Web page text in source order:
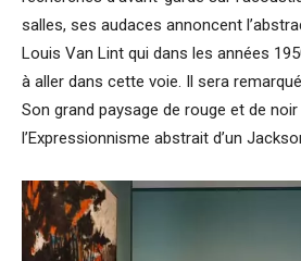
salles, ses audaces annoncent
Louis Van Lint qui dans les années
à aller dans cette voie. Il sera
Son grand paysage de rouge et de
l’Expressionnisme abstrait d’un